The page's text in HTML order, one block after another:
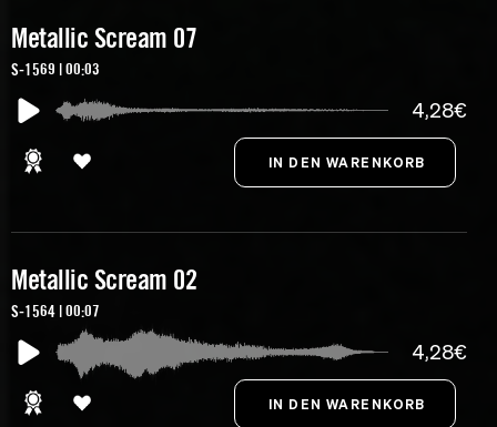
Metallic Scream 07
S-1569 | 00:03
4,28€
Metallic Scream 02
S-1564 | 00:07
4,28€